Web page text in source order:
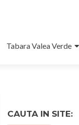
Tabara Valea Verde
CAUTA IN SITE: